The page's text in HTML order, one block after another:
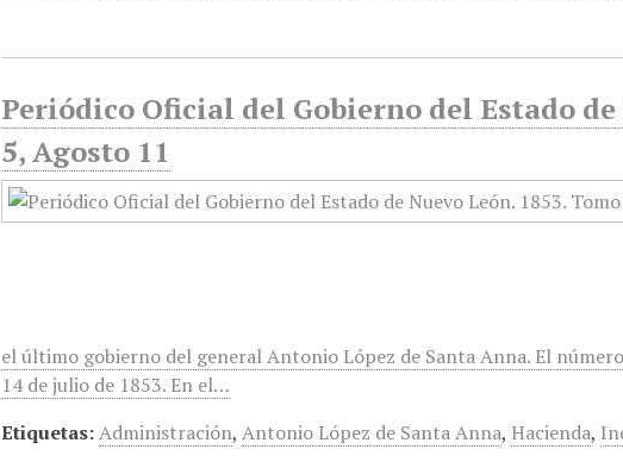
Periódico Oficial del Gobierno del Estado de
5, Agosto 11
el último gobierno del general Antonio López de Santa Anna. El
14 de julio de 1853. En el…
Etiquetas:Administración,Antonio López de Santa Anna, Hacienda,